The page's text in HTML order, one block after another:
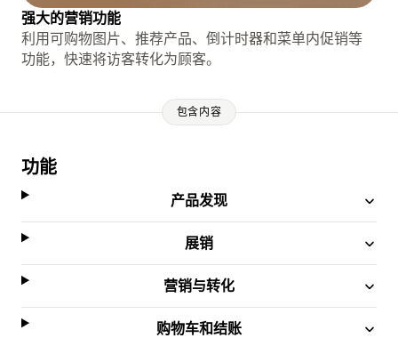
强大的营销功能
利用可购物图片、推荐产品、倒计时器和菜单内促销等
功能，快速将访客转化为顾客。
包含内容
功能
产品发现
展销
营销与转化
购物车和结账